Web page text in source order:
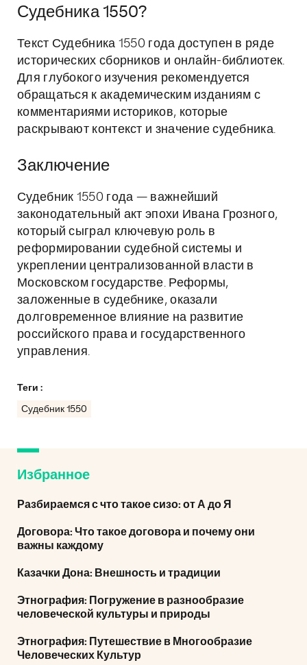
Судебника 1550?
Текст Судебника 1550 года доступен в ряде
исторических сборников и онлайн-библиотек.
Для глубокого изучения рекомендуется
обращаться к академическим изданиям с
комментариями историков, которые
раскрывают контекст и значение судебника.
Заключение
Судебник 1550 года — важнейший
законодательный акт эпохи Ивана Грозного,
который сыграл ключевую роль в
реформировании судебной системы и
укреплении централизованной власти в
Московском государстве. Реформы,
заложенные в судебнике, оказали
долговременное влияние на развитие
российского права и государственного
управления.
Теги :
Судебник 1550
Избранное
Разбираемся с что такое сизо: от А до Я
Договора: Что такое договора и почему они
важны каждому
Казачки Дона: Внешность и традиции
Этнография: Погружение в разнообразие
человеческой культуры и природы
Этнография: Путешествие в Многообразие
Человеческих Культур